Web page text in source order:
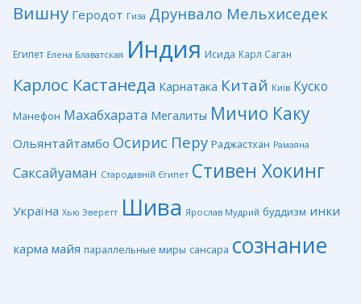
Вишну Геродот Гиза Друнвало Мельхиседек
Египет Елена Блаватская Индия Исида Карл Саган
Карлос Кастанеда Карнатака Китай Київ Куско
Манефон Махабхарата Мегалиты Мичио Каку
Ольянтайтамбо Осирис Перу Раджастхан Рамаяна
Саксайуаман Стародавній Єгипет Стивен Хокинг
Україна Хью Эверетт Шива Ярослав Мудрий буддизм инки
карма майя параллельные миры сансара сознание